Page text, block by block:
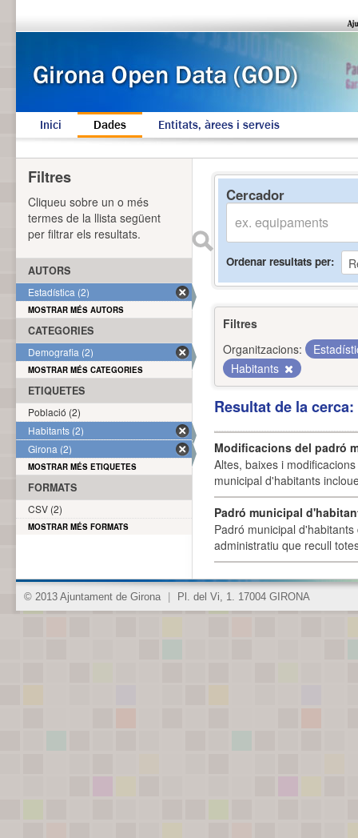
Inici Dades Entitats, àrees i serveis
Cercador
Ordenar resultats per
Filtres
Organitzacions:
Habitants
Resultat de la
Modificacions del padró
Altes, baixes i
municipal d'habitants
Padró municipal
Padró municipal
administratiu que recull
Filtres
Cliqueu sobre un o més
termes de la llista següent
per filtrar els resultats.
AUTORS
Estadística (2)
MOSTRAR MÉS AUTORS
CATEGORIES
Demografia (2)
MOSTRAR MÉS CATEGORIES
ETIQUETES
Població (2)
Habitants (2)
Girona (2)
MOSTRAR MÉS ETIQUETES
FORMATS
CSV (2)
MOSTRAR MÉS FORMATS
© 2013 Ajuntament de Girona Pl. del Vi, 1. 17004 GIRONA